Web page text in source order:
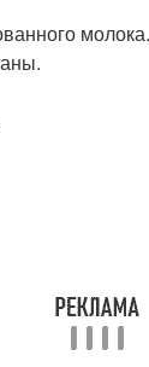
молока.